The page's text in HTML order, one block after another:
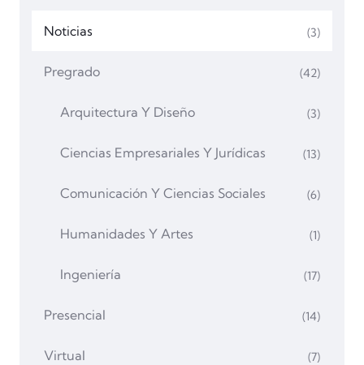
Noticias (3)
Pregrado (42)
Arquitectura Y Diseño (3)
Ciencias Empresariales Y Jurídicas (13)
Comunicación Y Ciencias Sociales (6)
Humanidades Y Artes (1)
Ingeniería (17)
Presencial (14)
Virtual (7)